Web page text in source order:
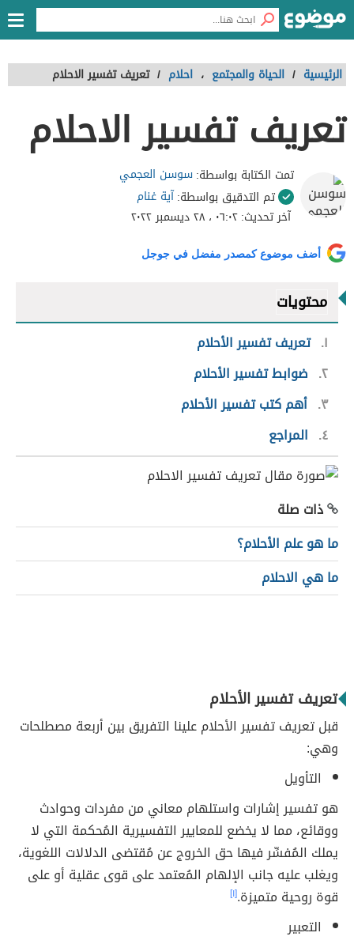
الرئيسية / الحياة والمجتمع ، احلام / تعريف تفسير الاحلام
تعريف تفسير الاحلام
تمت الكتابة بواسطة:سوسن العجمي
تم التدقيق بواسطة:آية غنام
آخر تحديث:٠٦:٠٢ ، ٢٨ ديسمبر ٢٠٢٢
أضف موضوع كمصدر مفضل في جوجل
محتويات
١ تعريف تفسير الأحلام
٢ ضوابط تفسير الأحلام
٣ أهم كتب تفسير الأحلام
٤
المراجع
ذات صلة
ما هو علم الأحلام؟
ما هي الاحلام
تعريف تفسير الأحلام
قبل تعريف تفسير الأحلام علينا التفريق بين أربعة مصطلحات
وهي:
التأويل
هو تفسير إشارات واستلهام معاني من مفردات وحوادث
ووقائع، مما لا يخضع للمعايير التفسيرية المُحكمة التي لا
يملك المُفسِّر فيها حق الخروج عن مُقتضى الدلالات اللغوية،
ويغلب عليه جانب الإلهام المُعتمد على قوى عقلية أو على
قوة روحية متميزة.[١]
التعبير